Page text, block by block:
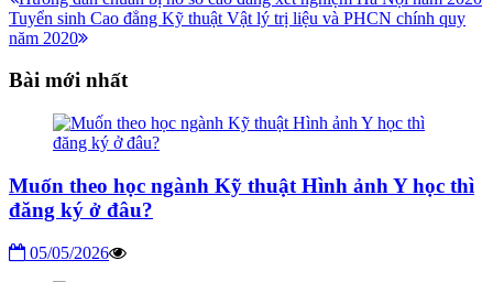
hướng
viết
trước:
Bài
tiếp:
Tuyển sinh Cao đẳng Kỹ thuật Vật lý trị liệu và PHCN chính quy
năm 2020
Bài mới nhất
Muốn theo học ngành Kỹ thuật Hình ảnh Y học thì
đăng ký ở đâu?
05/05/2026